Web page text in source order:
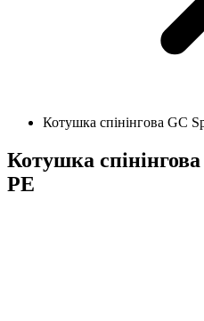
Котушка спінінгова GC
Котушка
PE